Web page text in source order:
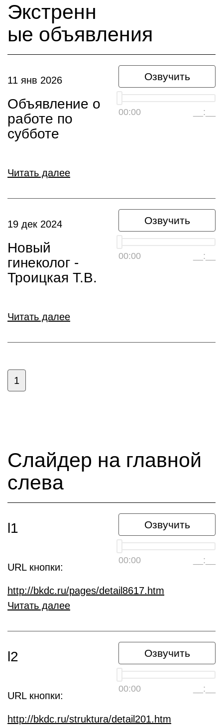
Экстренн
ые объявления
Озвучить
00:00 __:__
11 янв 2026
Объявление о
работе по
субботе
Читать далее
Озвучить
00:00 __:__
19 дек 2024
Новый
гинеколог -
Троицкая Т.В.
Читать далее
1
Слайдер на главной
слева
Озвучить
00:00 __:__
l1
URL кнопки:
http://bkdc.ru/pages/detail8617.htm
Читать далее
Озвучить
00:00 __:__
l2
URL кнопки:
http://bkdc.ru/struktura/detail201.htm